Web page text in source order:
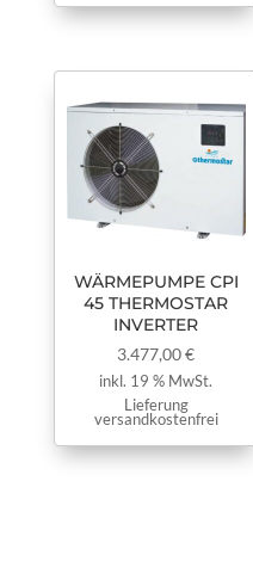
WÄRMEPUMPE CPI
45 THERMOSTAR
INVERTER
3.477,00€
inkl. 19 % MwSt.
Lieferung
versandkostenfrei